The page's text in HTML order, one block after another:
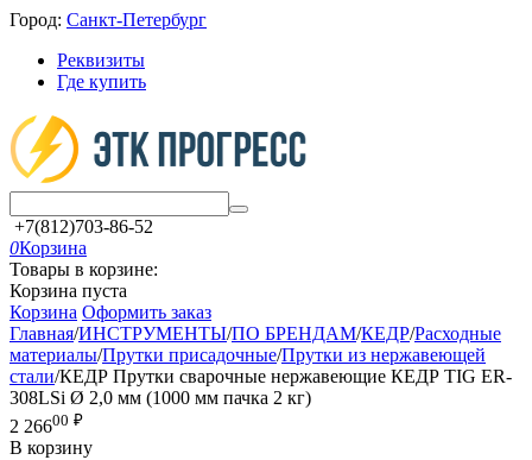
Город: Санкт-Петербург
Реквизиты
Где купить
+7(812)703-86-52
0Корзина
Товары в корзине:
Корзина пуста
Корзина Оформить заказ
Главная/ИНСТРУМЕНТЫ/ПО БРЕНДАМ/КЕДР/Расходные
материалы/Прутки присадочные/Прутки из нержавеющей
стали/КЕДР Прутки сварочные нержавеющие КЕДР TIG ER-
308LSi Ø 2,0 мм (1000 мм пачка 2 кг)
2 26600 ₽
В корзину